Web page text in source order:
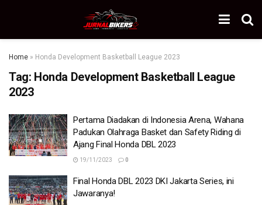
Home » Honda Development Basketball League 2023
Tag: Honda Development Basketball League
2023
Pertama Diadakan di Indonesia Arena, Wahana
Padukan Olahraga Basket dan Safety Riding di
Ajang Final Honda DBL 2023
19/11/2023 0
Final Honda DBL 2023 DKI Jakarta Series, ini
Jawaranya!